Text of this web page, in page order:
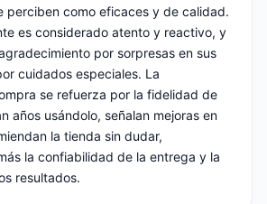
perciben como eficaces y de calidad.
es considerado atento y reactivo, y
por sorpresas en sus
cuidados especiales. La
se refuerza por la fidelidad de
años usándolo, señalan mejoras en
la tienda sin dudar,
la confiabilidad de la entrega y la
resultados.